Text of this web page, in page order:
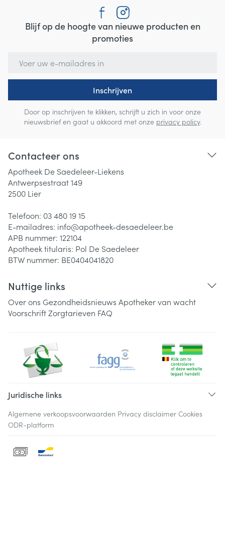
Blijf op de hoogte van nieuwe producten en
promoties
Inschrijven
Door op inschrijven te klikken, schrijft u zich in voor onze
nieuwsbrief en gaat u akkoord met onze privacy policy.
Contacteer ons
Apotheek De Saedeleer-Liekens
Antwerpsestraat 149
2500 Lier
Telefoon: 03 480 19 15
E-mailadres: info@apotheek-desaedeleer.be
APB nummer: 122104
Apotheek titularis: Pol De Saedeleer
BTW nummer: BE0404041820
Nuttige links
Over ons Gezondheidsnieuws Apotheker van wacht
VoorschriftZorgtarieven FAQ
Juridische links
Algemene verkoopsvoorwaarden Privacy disclaimer Cookies
ODR-platform